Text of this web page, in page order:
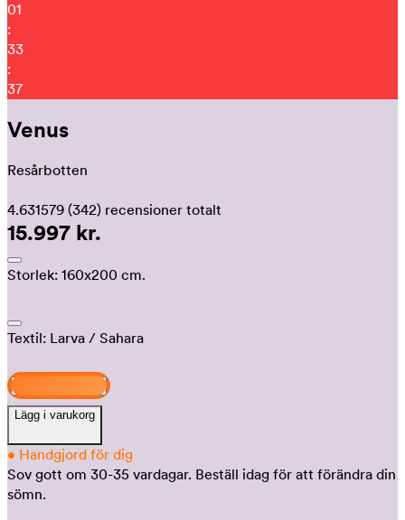
01
:
33
:
29
Venus
Resårbotten
4.631579 (342) recensioner totalt
15.997 kr.
Storlek: 160x200 cm.
Textil: Larva / Sahara
Lägg i varukorg
• Handgjord för dig
Sov gott om 30-35 vardagar. Beställ idag för att förändra din
sömn.